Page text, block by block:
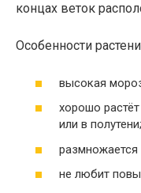
концах веток
Особенности
высокая
хорошо
или в полутени;
не любит